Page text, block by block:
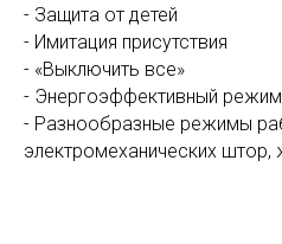
- Защита от детей
- Имитация присутствия
- «Выключить все»
- Энергоэффективный режим
- Разнообразные режимы
электромеханических